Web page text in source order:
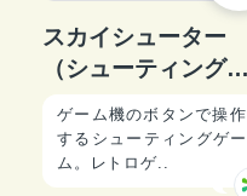
スカイシューター
（シューティング
ゲーム機のボタンで操作
するシューティングゲー
ム。レトロゲ..